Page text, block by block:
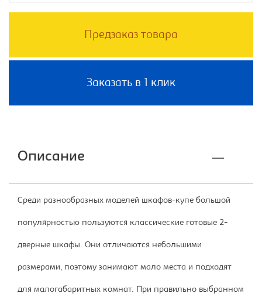
Предзаказ товара
Заказать в 1 клик
Описание
Среди разнообразных моделей шкафов-купе большой
популярностью пользуются классические готовые 2-
дверные шкафы. Они отличаются небольшими
размерами, поэтому занимают мало места и подходят
для малогабаритных комнат. При правильно выбранном